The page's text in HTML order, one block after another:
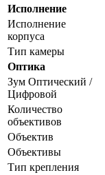
Исполнение
Исполнение
корпуса
Тип камеры
Оптика
Зум Оптический /
Цифровой
Количество
объективов
Объектив
Объективы
Тип крепления